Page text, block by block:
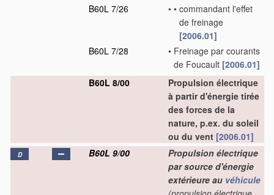
B60L 7/26
• • commandant l'effet
de freinage
[2006.01]
B60L 7/28
• Freinage par courants
de Foucault [2006.01]
B60L 8/00
Propulsion électrique
à partir d'énergie tirée
des forces de la
nature, p.ex. du soleil
ou du vent [2006.01]
D B60L 9/00
Propulsion électrique
par source d'énergie
extérieure au véhicule